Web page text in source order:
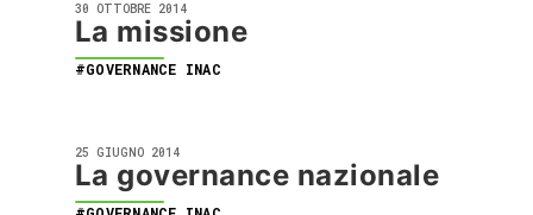
30 OTTOBRE 2014
La missione
#GOVERNANCE INAC
25 GIUGNO 2014
La governance nazionale